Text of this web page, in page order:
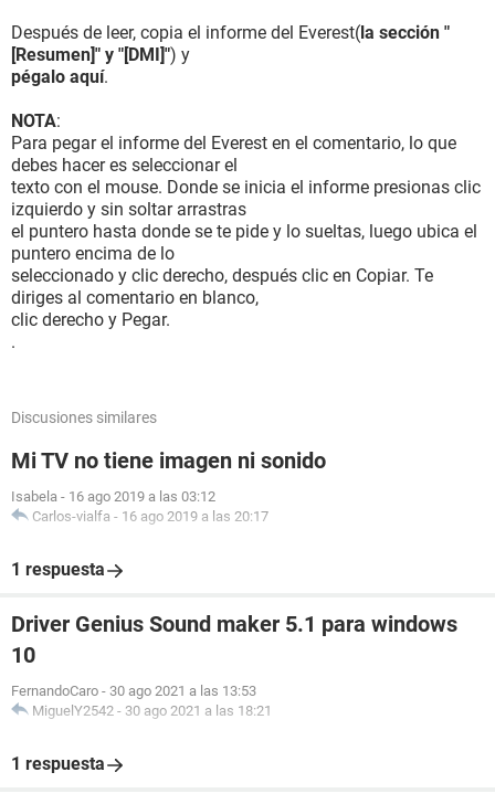
Después de leer, copia el informe del Everest(la sección "
[Resumen]" y "[DMI]") y
pégalo aquí.
NOTA:
Para pegar el informe del Everest en el comentario, lo que
debes hacer es seleccionar el
texto con el mouse. Donde se inicia el informe presionas clic
izquierdo y sin soltar arrastras
el puntero hasta donde se te pide y lo sueltas, luego ubica el
puntero encima de lo
seleccionado y clic derecho, después clic en Copiar. Te
diriges al comentario en blanco,
clic derecho y Pegar.
.
Discusiones similares
Mi TV no tiene imagen ni sonido
Isabela - 16 ago 2019 a las 03:12
Carlos-vialfa - 16 ago 2019 a las 20:17
1 respuesta
Driver Genius Sound maker 5.1 para windows
10
FernandoCaro - 30 ago 2021 a las 13:53
MiguelY2542 - 30 ago 2021 a las 18:21
1 respuesta